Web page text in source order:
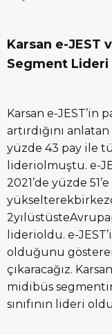
Karsan e-JEST
Segment Lideri
Karsan e-JEST’in
artırdığını
yüzde 43 pay ile
lideriolmuştu. e-
2021’de yüzde 51’e
liderioldu. e-
olduğunu
çıkaracağız.
midibüs
sınıfının lideri